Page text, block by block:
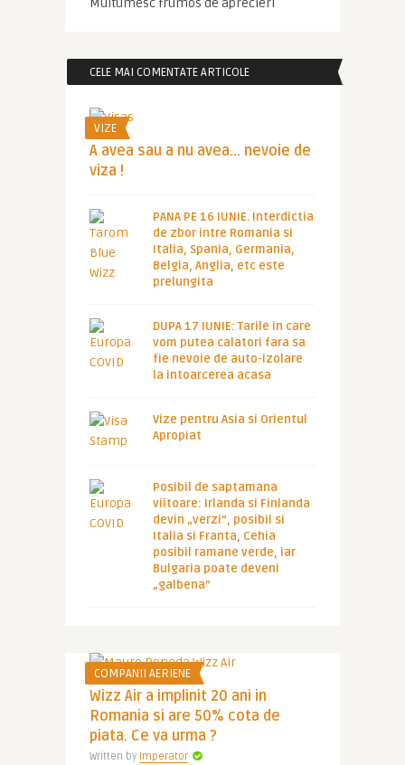
Multumesc frumos de aprecieri
CELE MAI COMENTATE ARTICOLE
VIZE
A avea sau a nu avea… nevoie de
viza !
PANA PE 16 IUNIE. Interdictia
de zbor intre Romania si
Italia, Spania, Germania,
Belgia, Anglia, etc este
prelungita
DUPA 17 IUNIE: Tarile in care
vom putea calatori fara sa
fie nevoie de auto-izolare
la intoarcerea acasa
Vize pentru Asia si Orientul
Apropiat
Posibil de saptamana
viitoare: Irlanda si Finlanda
devin „verzi”, posibil si
Italia si Franta, Cehia
posibil ramane verde, iar
Bulgaria poate deveni
„galbena”
COMPANII AERIENE
Wizz Air a implinit 20 ani in
Romania si are 50% cota de
piata. Ce va urma ?
Written by Imperator